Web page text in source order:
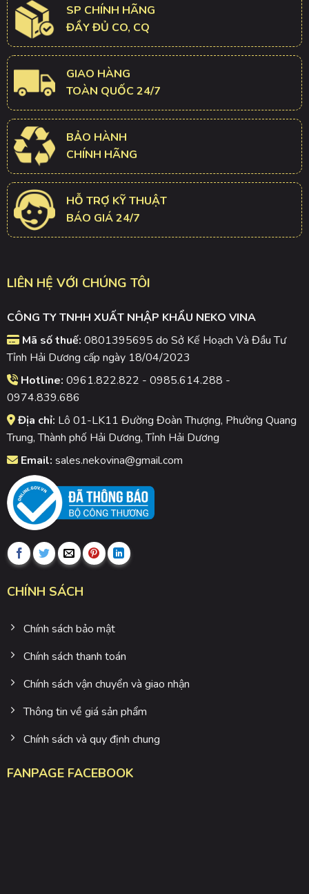
SP CHÍNH HÃNG
ĐẦY ĐỦ CO, CQ
GIAO HÀNG
TOÀN QUỐC 24/7
BẢO HÀNH
CHÍNH HÃNG
HỖ TRỢ KỸ THUẬT
BÁO GIÁ 24/7
LIÊN HỆ VỚI CHÚNG TÔI
CÔNG TY TNHH XUẤT NHẬP KHẨU NEKO VINA
Mã số thuế: 0801395695 do Sở Kế Hoạch Và Đầu Tư
Tỉnh Hải Dương cấp ngày 18/04/2023
Hotline: 0961.822.822 - 0985.614.288 -
0974.839.686
Địa chỉ: Lô 01-LK11 Đường Đoàn Thượng, Phường Quang
Trung, Thành phố Hải Dương, Tỉnh Hải Dương
Email: sales.nekovina@gmail.com
CHÍNH SÁCH
Chính sách bảo mật
Chính sách thanh toán
Chính sách vận chuyển và giao nhận
Thông tin về giá sản phẩm
Chính sách và quy định chung
FANPAGE FACEBOOK